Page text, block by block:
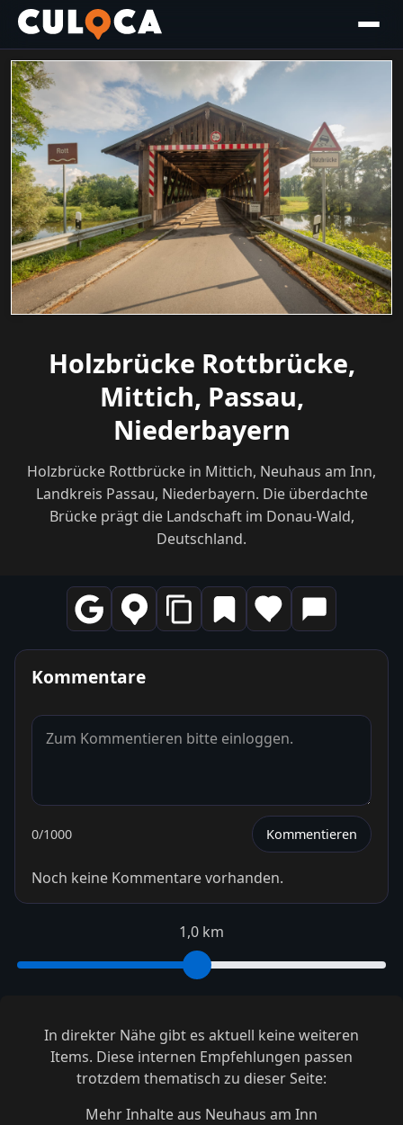
Holzbrücke Rottbrücke,
Mittich, Passau,
Niederbayern
Holzbrücke Rottbrücke in Mittich, Neuhaus am Inn,
Landkreis Passau, Niederbayern. Die überdachte
Brücke prägt die Landschaft im Donau-Wald,
Deutschland.
Kommentare
0/1000 Kommentieren
Noch keine Kommentare vorhanden.
1,0 km
In direkter Nähe gibt es aktuell keine weiteren
Items. Diese internen Empfehlungen passen
trotzdem thematisch zu dieser Seite:
Mehr Inhalte aus Neuhaus am Inn